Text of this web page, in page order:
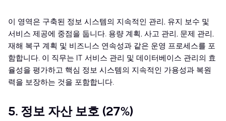
이 영역은 구축된 정보 시스템의 지속적인 관리, 유지 보수 및
서비스 제공에 중점을 둡니다. 용량 계획, 사고 관리, 문제 관리,
재해 복구 계획 및 비즈니스 연속성과 같은 운영 프로세스를 포
함합니다. 이 직무는 IT 서비스 관리 및 데이터베이스 관리의 효
율성을 평가하고 핵심 정보 시스템의 지속적인 가용성과 복원
력을 보장하는 것을 포함합니다.
5. 정보 자산 보호 (27%)